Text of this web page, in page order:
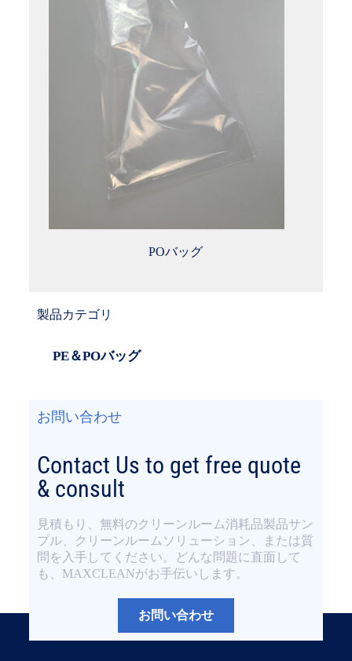
製品カテゴリ
PE＆POバッグ
POバッグ
お問い合わせ
Contact Us to get free quote
& consult
見積もり、無料のクリーンルーム消耗品製品サン
プル、クリーンルームソリューション、または質
問を入手してください。どんな問題に直面して
も、MAXCLEANがお手伝いします。
お問い合わせ